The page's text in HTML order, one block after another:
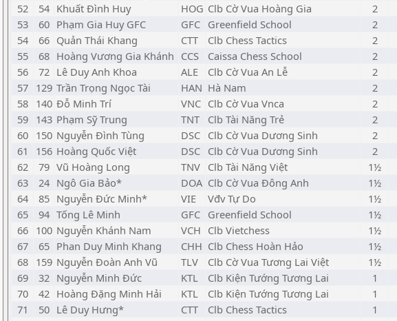
52
54 Khuất Đình Huy HOG Clb Cờ Vua Hoàng Gia 2
53
60 Phạm Gia Huy GFC GFC Greenfield School 2
54
66 Quản Thái Khang CTT Clb Chess Tactics 2
55
68 Hoàng Vương Gia Khánh CCS Caissa Chess School 2
56
72 Lê Duy Anh Khoa ALE Clb Cờ Vua An Lễ 2
57 129 Trần Trọng Ngọc Tài HAN Hà Nam 2
58 140 Đỗ Minh Trí VNC Clb Cờ Vua Vnca 2
59 143 Phạm Sỹ Trung TNT Clb Tài Năng Trẻ 2
60 150 Nguyễn Đình Tùng DSC Clb Cờ Vua Dương Sinh 2
61
156 Hoàng Quốc Việt DSC Clb Cờ Vua Dương Sinh 2
62
79 Vũ Hoàng Long TNV Clb Tài Năng Việt 1½
63
24 Ngô Gia Bảo* DOA Clb Cờ Vua Đông Anh 1½
64
85 Nguyễn Đức Minh* VIE Vđv Tự Do 1½
65
94 Tống Lê Minh GFC Greenfield School 1½
66 100 Nguyễn Khánh Nam VCH Clb Vietchess 1½
67
65 Phan Duy Minh Khang CHH Clb Chess Hoàn Hảo 1½
68 159 Nguyễn Đoàn Anh Vũ TLV Clb Cờ Vua Tương Lai Việt 1½
69
32 Nguyễn Minh Đức KTL Clb Kiện Tướng Tương Lai 1
70
42 Hoàng Đặng Minh Hải KTL Clb Kiện Tướng Tương Lai 1
71
50 Lê Duy Hưng* CTT Clb Chess Tactics 1